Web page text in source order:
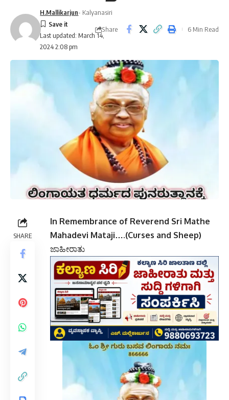
Last updated: March 14,
2024 2:08 pm
H.Mallikarjun- Kalyanasiri
Share 6 Min Read
SHARE
In Remembrance of Reverend Sri Mathe
Mahadevi Mataji….(Curses and Sheep)
ಜಾಹೀರಾತು